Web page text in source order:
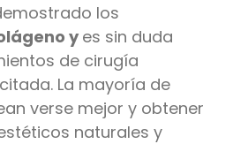
los
y es sin duda
de cirugía
La mayoría de
verse mejor y obtener
naturales y